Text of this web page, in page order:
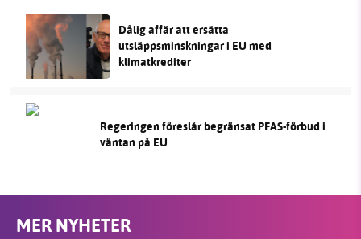
Dålig affär att ersätta
utsläppsminskningar i EU med
klimatkrediter
Regeringen föreslår begränsat PFAS-förbud i
väntan på EU
MER NYHETER